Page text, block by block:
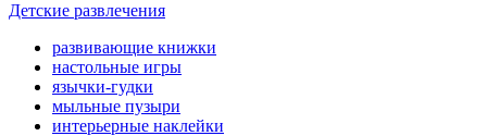
Детские развлечения
развивающие книжки
настольные игры
язычки-гудки
мыльные пузыри
интерьерные наклейки